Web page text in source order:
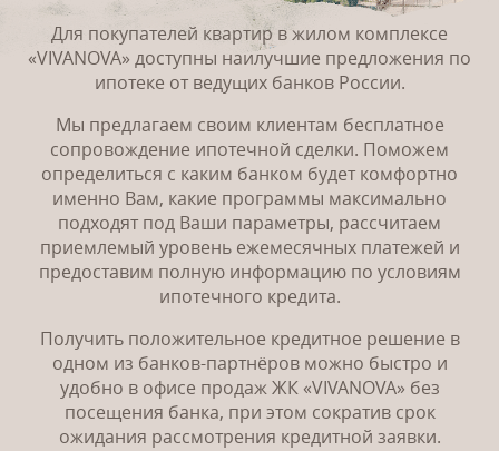
Для покупателей квартир в жилом комплексе
«VIVANOVA» доступны наилучшие предложения по
ипотеке от ведущих банков России.
Мы предлагаем своим клиентам бесплатное
сопровождение ипотечной сделки. Поможем
определиться с каким банком будет комфортно
именно Вам, какие программы максимально
подходят под Ваши параметры, рассчитаем
приемлемый уровень ежемесячных платежей и
предоставим полную информацию по условиям
ипотечного кредита.
Получить положительное кредитное решение в
одном из банков-партнёров можно быстро и
удобно в офисе продаж ЖК «VIVANOVA» без
посещения банка, при этом сократив срок
ожидания рассмотрения кредитной заявки.